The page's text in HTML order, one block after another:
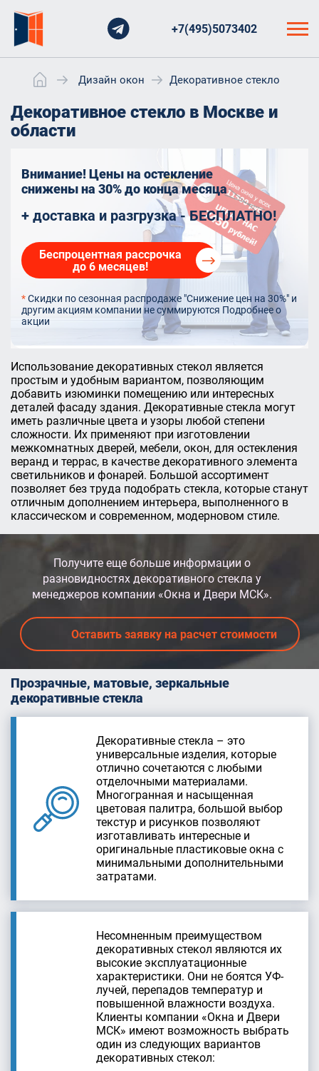
+7(495)5073402
Дизайн окон Декоративное стекло
Декоративное стекло в Москве и
области
Внимание! Цены на остекление
снижены на 30%до конца месяца
+ доставка и разгрузка - БЕСПЛАТНО!
Беспроцентная рассрочка
до 6 месяцев!
*Скидки по сезонная распродаже "Снижение цен на 30%" и
другим акциям компании не суммируются Подробнее о
акции
Использование декоративных стекол является
простым и удобным вариантом, позволяющим
добавить изюминки помещению или интересных
деталей фасаду здания. Декоративные стекла могут
иметь различные цвета и узоры любой степени
сложности. Их применяют при изготовлении
межкомнатных дверей, мебели, окон, для остекления
веранд и террас, в качестве декоративного элемента
светильников и фонарей. Большой ассортимент
позволяет без труда подобрать стекла, которые станут
отличным дополнением интерьера, выполненного в
классическом и современном, модерновом стиле.
Получите еще больше информации о
разновидностях декоративного стекла у
менеджеров компании «Окна и Двери МСК».
Оставить заявку на расчет стоимости
Прозрачные, матовые, зеркальные
декоративные стекла
Декоративные стекла – это
универсальные изделия, которые
отлично сочетаются с любыми
отделочными материалами.
Многогранная и насыщенная
цветовая палитра, большой выбор
текстур и рисунков позволяют
изготавливать интересные и
оригинальные пластиковые окна с
минимальными дополнительными
затратами.
Несомненным преимуществом
декоративных стекол являются их
высокие эксплуатационные
характеристики. Они не боятся УФ-
лучей, перепадов температур и
повышенной влажности воздуха.
Клиенты компании «Окна и Двери
МСК» имеют возможность выбрать
один из следующих вариантов
декоративных стекол: